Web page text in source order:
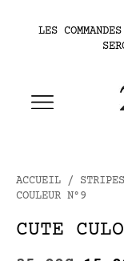
LES
ACCUEIL / STRIPES
COULEUR N°9
CUTE